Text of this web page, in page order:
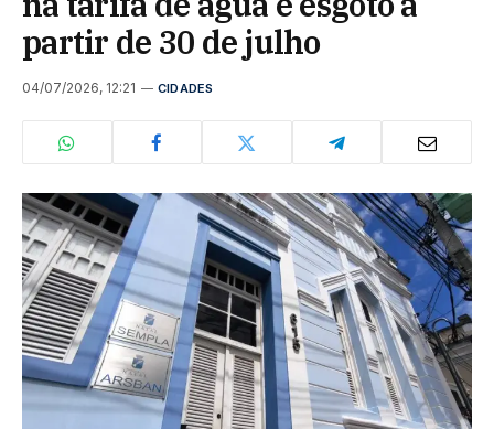
partir de 30 de julho
04/07/2026, 12:21 CIDADES